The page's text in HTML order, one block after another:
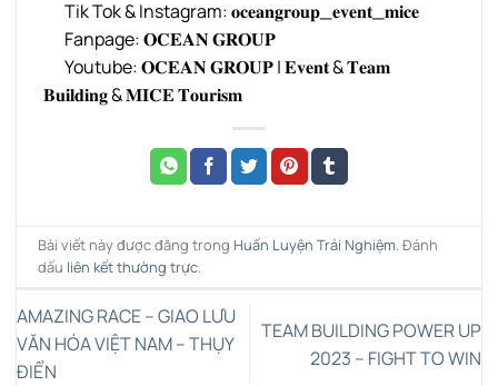
Tik Tok & Instagram: 𝐨𝐜𝐞𝐚𝐧𝐠𝐫𝐨𝐮𝐩_𝐞𝐯𝐞𝐧𝐭_𝐦𝐢𝐜𝐞
Fanpage: 𝐎𝐂𝐄𝐀𝐍 𝐆𝐑𝐎𝐔𝐏
Youtube: 𝐎𝐂𝐄𝐀𝐍 𝐆𝐑𝐎𝐔𝐏 | 𝐄𝐯𝐞𝐧𝐭 & 𝐓𝐞𝐚𝐦
𝐁𝐮𝐢𝐥𝐝𝐢𝐧𝐠 & 𝐌𝐈𝐂𝐄 𝐓𝐨𝐮𝐫𝐢𝐬𝐦
Bài viết này được đăng trong Huấn Luyện Trải Nghiệm. Đánh
dấu liên kết thường trực.
AMAZING RACE – GIAO LƯU
VĂN HÓA VIỆT NAM – THỤY
ĐIỂN
TEAM BUILDING POWER UP
2023 – FIGHT TO WIN